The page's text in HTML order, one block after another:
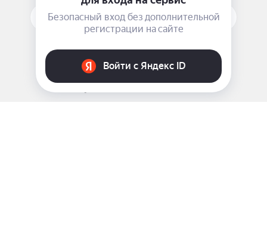
ПОДПИСАТЬСЯ НА РАССЫЛКУ
ЗАДАТЬ ВОПРОС